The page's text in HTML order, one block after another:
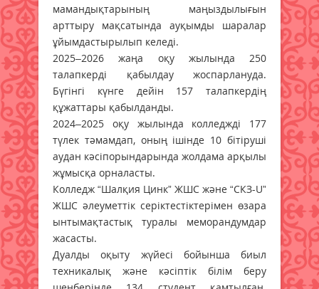
мамандықтарының маңыздылығын
арттыру мақсатында ауқымды шаралар
ұйымдастырылып келеді.
2025–2026 жаңа оқу жылында 250
талапкерді қабылдау жоспарлануда.
Бүгінгі күнге дейін 157 талапкердің
құжаттары қабылданды.
2024–2025 оқу жылында колледжді 177
түлек тәмамдап, оның ішінде 10 бітіруші
аудан кәсіпорындарында жолдама арқылы
жұмысқа орналасты.
Колледж “Шалқия Цинк” ЖШС және “СКЗ-U”
ЖШС әлеуметтік серіктестіктерімен өзара
ынтымақтастық туралы меморандумдар
жасасты.
Дуалды оқыту жүйесі бойынша биыл
техникалық және кәсіптік білім беру